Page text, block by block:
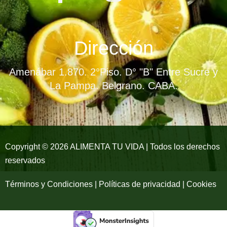
c
e
b
o
o
k
-
s
t
a
g
r
a
m
u
t
u
b
e
Dirección
Amenábar 1.870. 2°Piso. D° "B" Entre Sucre y
La Pampa. Belgrano. CABA.
Copyright © 2026 ALIMENTA TU VIDA | Todos los derechos
reservados
Términos y Condiciones | Políticas de privacidad | Cookies